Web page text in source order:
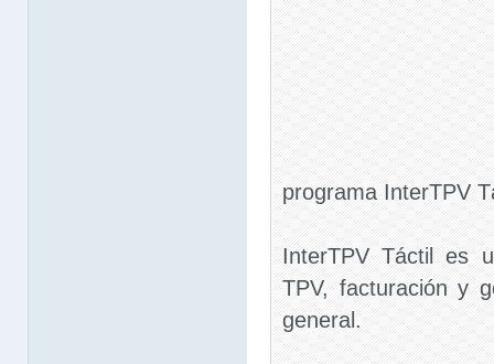
programa InterTPV
InterTPV Táctil es
TPV, facturación y
general.